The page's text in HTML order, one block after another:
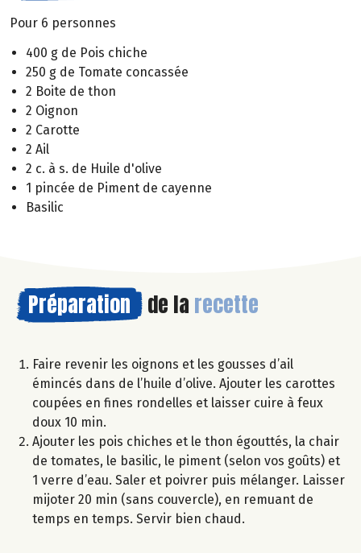
Pour 6 personnes
400 g de Pois chiche
250 g de Tomate concassée
2 Boite de thon
2 Oignon
2 Carotte
2 Ail
2 c. à s. de Huile d'olive
1 pincée de Piment de cayenne
Basilic
Préparation de la recette
Faire revenir les oignons et les gousses d’ail
émincés dans de l’huile d’olive. Ajouter les carottes
coupées en fines rondelles et laisser cuire à feux
doux 10 min.
Ajouter les pois chiches et le thon égouttés, la chair
de tomates, le basilic, le piment (selon vos goûts) et
1 verre d’eau. Saler et poivrer puis mélanger. Laisser
mijoter 20 min (sans couvercle), en remuant de
temps en temps. Servir bien chaud.